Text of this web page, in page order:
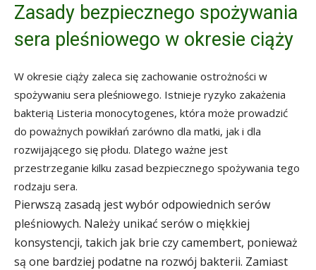
Zasady bezpiecznego spożywania
sera pleśniowego w okresie ciąży
W okresie ciąży zaleca się zachowanie ostrożności w
spożywaniu sera pleśniowego. Istnieje ryzyko zakażenia
bakterią Listeria monocytogenes, która może prowadzić
do poważnych powikłań zarówno dla matki, jak i dla
rozwijającego się płodu. Dlatego ważne jest
przestrzeganie kilku zasad bezpiecznego spożywania tego
rodzaju sera.
Pierwszą zasadą jest wybór odpowiednich serów
pleśniowych. Należy unikać serów o miękkiej
konsystencji, takich jak brie czy camembert, ponieważ
są one bardziej podatne na rozwój bakterii. Zamiast